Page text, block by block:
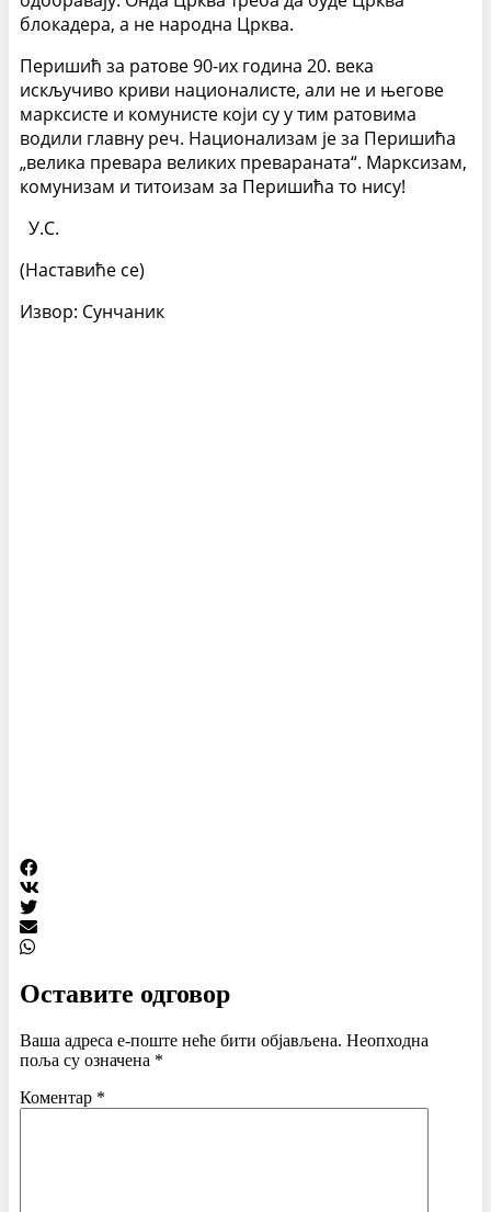
блокадера, а не народна Црква.
Перишић за ратове 90-их година 20. века
искључиво криви националисте, али не и његове
марксисте и комунисте који су у тим ратовима
водили главну реч. Национализам је за Перишића
„велика превара великих превараната“. Марксизам,
комунизам и титоизам за Перишића то нису!
У.С.
(Наставиће се)
Извор: Сунчаник
Оставите одговор
Ваша адреса е-поште неће бити објављена. Неопходна
поља су означена *
Коментар *